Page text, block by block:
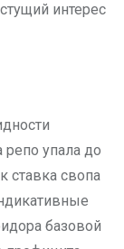
интерес
упала до
ставка свопа
базовой